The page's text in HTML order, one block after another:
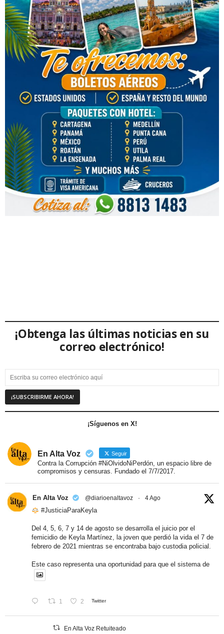
¡Obtenga las últimas noticias en su
correo electrónico!
¡Síguenos en X!
En Alta Voz Seguir
Contra la Corrupción #NiOlvidoNiPerdón, un espacio libre de
compromisos y censuras. Fundado el 7/7/2017.
En Alta Voz @diarioenaltavoz · 4 Ago
#JusticiaParaKeyla
Del 4, 5, 6, 7 y 14 de agosto se desarrolla el juicio por el
femicidio de Keyla Martínez, la joven que perdió la vida el 7 de
febrero de 2021 mientras se encontraba bajo custodia policial.
Este caso representa una oportunidad para que el sistema de
1 2 Twitter
En Alta Voz Retuiteado